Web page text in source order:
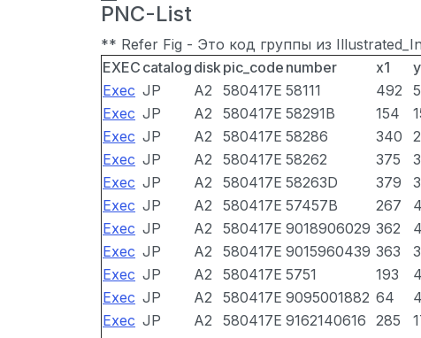
PNC-List
** Refer Fig - Это код группы из
EXEC catalog diskpic_code number x1
Exec JP A2 580417E 58111 492
Exec JP A2 580417E 58291B 154
Exec JP A2 580417E 58286 340
Exec JP A2 580417E 58262 375
Exec JP A2 580417E 58263D 379
Exec JP A2 580417E 57457B 267
Exec JP A2 580417E 9018906029 362
Exec JP A2 580417E 9015960439 363
Exec JP A2 580417E 5751 193
Exec JP A2 580417E 9095001882 64
Exec JP A2 580417E 9162140616 285